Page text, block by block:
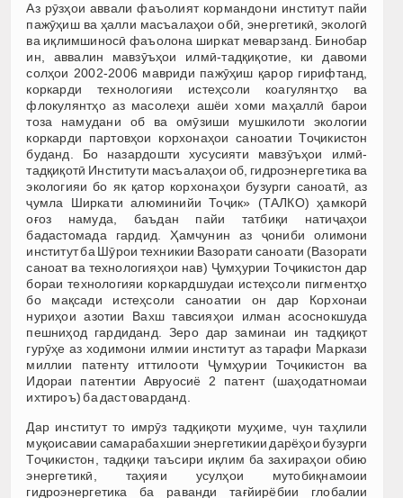
Аз рӯзҳои аввали фаъолият кормандони институт пайи
пажӯҳиш ва ҳалли масъалаҳои обӣ, энергетикӣ, экологӣ
ва иқлимшиносӣ фаъолона ширкат меварзанд. Бинобар
ин, аввалин мавзӯъҳои илмӣ-тадқиқотие, ки давоми
солҳои 2002-2006 мавриди пажӯҳиш қарор гирифтанд,
коркарди технологияи истеҳсоли коагулянтҳо ва
флокулянтҳо аз масолеҳи ашёи хоми маҳаллӣ барои
тоза намудани об ва омӯзиши мушкилоти экологии
коркарди партовҳои корхонаҳои саноатии Тоҷикистон
буданд. Бо назардошти хусусияти мавзӯъҳои илмӣ-
тадқиқотӣ Институти масъалаҳои об, гидроэнергетика ва
экологияи бо як қатор корхонаҳои бузурги саноатӣ, аз
ҷумла Ширкати алюминийи Тоҷик» (ТАЛКО) ҳамкорӣ
оғоз намуда, баъдан пайи татбиқи натиҷаҳои
бадастомада гардид. Ҳамчунин аз ҷониби олимони
институт ба Шӯрои техникии Вазорати саноати (Вазорати
саноат ва технологияҳои нав) Ҷумҳурии Тоҷикистон дар
бораи технологияи коркардшудаи истеҳсоли пигментҳо
бо мақсади истеҳсоли саноатии он дар Корхонаи
нуриҳои азотии Вахш тавсияҳои илман асоснокшуда
пешниҳод гардиданд. Зеро дар заминаи ин тадқиқот
гурӯҳе аз ходимони илмии институт аз тарафи Маркази
миллии патенту иттилооти Ҷумҳурии Тоҷикистон ва
Идораи патентии Авруосиё 2 патент (шаҳодатномаи
ихтироъ) ба даст оварданд.
Дар институт то имрӯз тадқиқоти муҳиме, чун таҳлили
муқоисавии самарабахшии энергетикии дарёҳои бузурги
Тоҷикистон, тадқиқи таъсири иқлим ба захираҳои обию
энергетикӣ, таҳияи усулҳои мутобиқнамоии
гидроэнергетика ба раванди тағйирёбии глобалии